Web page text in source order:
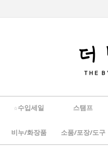
☆수입세일 스탬프
비누/화장품 소품/포장/도구